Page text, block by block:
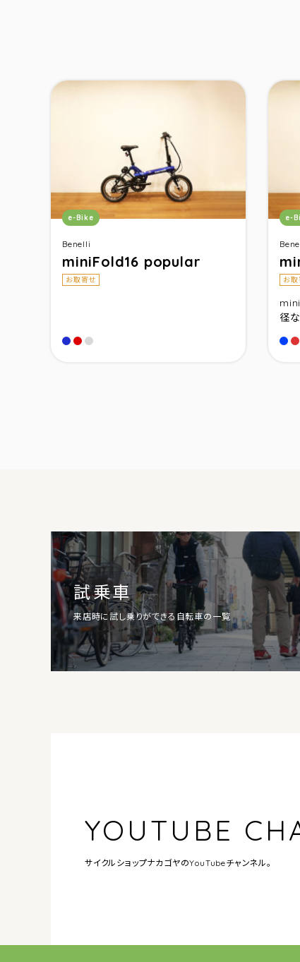
Benelli
miniFold16 popular
お取寄せ
カテゴリ：
e-Bike
コズミックブル－
コズミックレッド
コズミックシルバ－
お取
カテ
e-
径
コ
試乗車
来店時に試し乗りができる自転車の一覧
YOUTUBE
サイクルショップナカゴヤのYouTubeチャンネル。